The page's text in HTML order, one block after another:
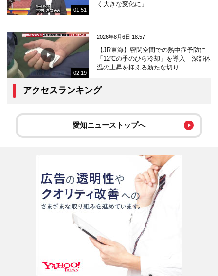
01:51
く大きな変化に」
02:19
2026年8月6日 18:57
【JR東海】密閉空間での熱中症予防に
「12℃の手のひら冷却」を導入 深部体
温の上昇を抑える新たな切り
アクセスランキング
愛知ニューストップへ